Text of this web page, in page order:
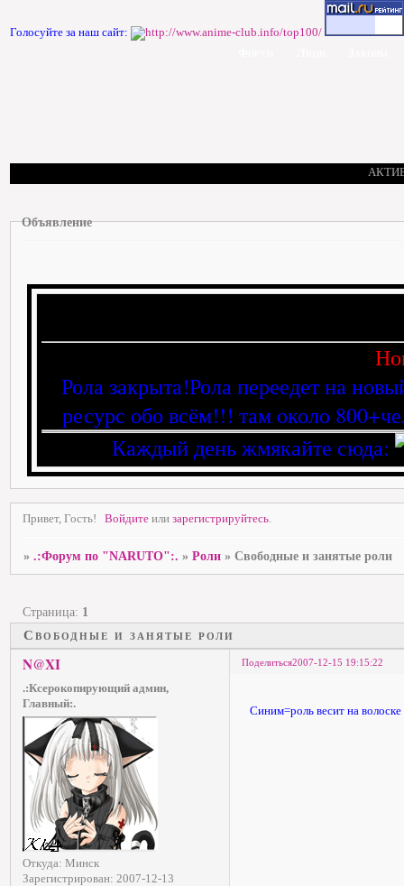
Голосуйте за наш сайт:
Объявление
Рола закрыта!Рола переедет на
ресурс обо всём!!! там около
Каждый день жмякайте сюда:
Привет, Гость! Войдите илизарегистрируйтесь.
».:Форум по "NARUTO":. »Роли »Свободные и занятые роли
Свободные и занятые роли
Страница: 1
Поделиться2007-12-15 19:15:22
N@XI
.:Ксерокопирующий админ,
Главный:.
Откуда: Минск
Зарегистрирован: 2007-12-13
Синим=роль весит на